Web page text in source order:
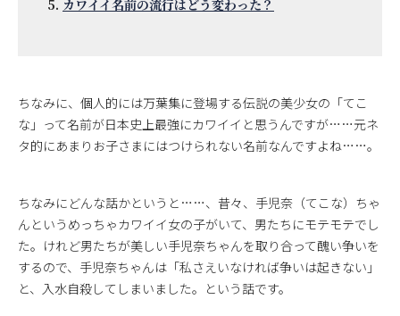
カワイイ名前の流行はどう変わった？
ちなみに、個人的には万葉集に登場する伝説の美少女の「てこ
な」って名前が日本史上最強にカワイイと思うんですが……元ネ
タ的にあまりお子さまにはつけられない名前なんですよね……。
ちなみにどんな話かというと……、昔々、手児奈（てこな）ちゃ
んというめっちゃカワイイ女の子がいて、男たちにモテモテでし
た。けれど男たちが美しい手児奈ちゃんを取り合って醜い争いを
するので、手児奈ちゃんは「私さえいなければ争いは起きない」
と、入水自殺してしまいました。という話です。